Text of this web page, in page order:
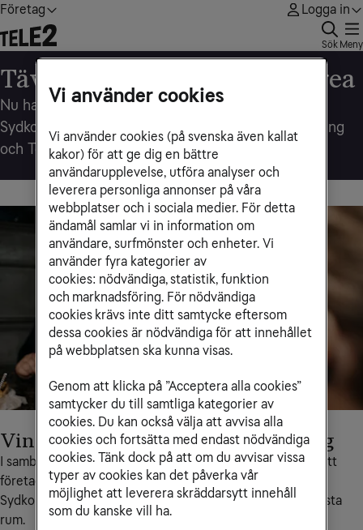
Företag Logga in
Sök Meny
Tävla om en resa till Sydkorea
Nu har ditt företag chansen att vinna en resa till
Sydkoreas huvudstad Seoul - tävla här med Samsung
och Tele2 Företag!
Vinn en upptechsresa med Samsung
I samband med lanseringen av nya Samsung Galaxy har ditt
företag chansen att vinna en resa för två anställda till
Sydkorea, med en exklusiv guldbiljett till Samsungs innersta
rum.
Vi använder cookies
Vi använder cookies (på svenska även kallat
kakor) för att ge dig en bättre
användarupplevelse, utföra analyser och
leverera personliga annonser på våra
webbplatser och i sociala medier. För detta
ändamål samlar vi in information om
användare, surfmönster och enheter. Vi
använder fyra kategorier av
cookies: nödvändiga, statistik, funktion
och marknadsföring. För nödvändiga
cookies krävs inte ditt samtycke eftersom
dessa cookies är nödvändiga för att innehållet
på webbplatsen ska kunna visas.
Genom att klicka på ”Acceptera alla cookies”
samtycker du till samtliga kategorier av
cookies. Du kan också välja att avvisa alla
cookies och fortsätta med endast nödvändiga
cookies. Tänk dock på att om du avvisar vissa
typer av cookies kan det påverka vår
möjlighet att leverera skräddarsytt innehåll
som du kanske vill ha.